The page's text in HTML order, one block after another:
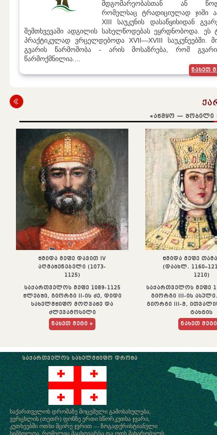
მდგომარეობასთან ან
რომელსაც ტრადიციულად ჯიში
XIII საუკუნის დასაწყისიდან
შემთხვევაში ადგილის სახელწოდებას ეყრდნობოდა. ეს
პრაქტიკულად ვრცელდებოდა XVII—XVIII საუკუნეებში.
გვარის წარმოშობა - არის მოსაზრება, რომ
წარმოქმნილია....
ᲜᲐᲮᲔᲗ
«ᲐᲬᲛᲧᲝ — ᲨᲝᲑᲘᲚᲘ
ᲬᲛᲘᲓᲐ ᲛᲔᲤᲔ ᲓᲐᲕᲘᲗ IV
ᲐᲦᲛᲐᲨᲔᲜᲔᲑᲔᲚᲘ (1073-
1125)
ᲡᲐᲥᲐᲠᲗᲕᲔᲚᲝᲡ ᲛᲔᲤᲔ 1089-1125
ᲬᲚᲔᲑᲨᲘ, ᲒᲘᲝᲠᲒᲘ II-ᲘᲡ ᲫᲔ, ᲓᲘᲓᲘ
ᲡᲐᲮᲔᲚᲛᲬᲘᲤᲝ ᲛᲝᲦᲕᲐᲬᲔ ᲓᲐ
ᲫᲚᲔᲕᲐᲛᲝᲡᲘᲚᲘ
ᲜᲐᲮᲔᲗ ᲛᲔᲢᲘ »
ᲬᲛᲘᲓᲐ ᲛᲔᲤᲔ
(ᲓᲐᲐᲮᲚ.
1210)
ᲡᲐᲥᲐᲠᲗᲕᲔᲚᲝᲡ ᲛᲔᲤᲔ
ᲒᲘᲝᲠᲒᲘ III-ᲘᲡ
ᲒᲘᲝᲠᲒᲘ III-Მ,
ᲢᲐᲮᲢᲘᲡ
ᲜᲐᲮᲔᲗ
ᲡᲐᲥᲐᲠᲗᲕᲔᲚᲝᲡ ᲡᲐᲮᲔᲚᲛᲬᲘᲤᲝ ᲓᲠᲝᲨᲐ
საქართველოს დროშაზე მოცემული გამოსახულება,
ვერცხლის (თეთრ) ფონზე ერთი სწორკუთხა ჯვარი,
კუთხეებში ოთხი მცირე ჯვრით — ზოგადქრისტიანული
სიმბოლოა, რომელიც მაცხოვარსა და ოთხ მახარობელს